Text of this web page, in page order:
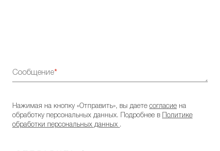
Сообщение
Нажимая на кнопку «Отправить», вы даете согласие на
обработку персональных данных. Подробнее в
Политике
обработки персональных данных .